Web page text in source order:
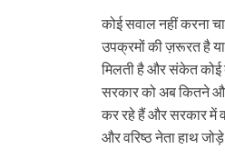
कोई सवाल नहीं करना
उपक्रमों की ज़रूरत है या
मिलती है और संकेत कोई
सरकार को अब कितने
कर रहे हैं और सरकार में
और वरिष्ठ नेता हाथ